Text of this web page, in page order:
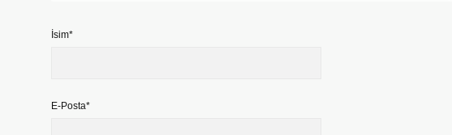
İsim*
E-Posta*